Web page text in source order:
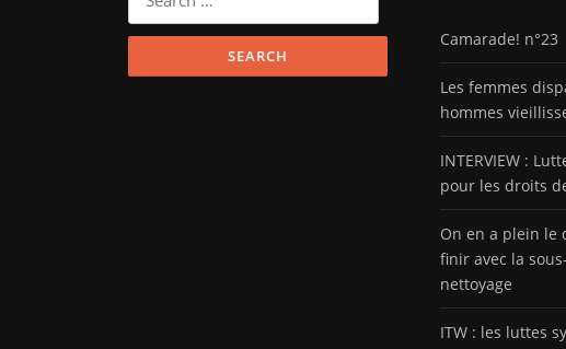
for:
Camarade! n°23
Les femmes
hommes
INTERVIEW :
pour les droits
On en a plein le
finir avec la
nettoyage
ITW : les luttes